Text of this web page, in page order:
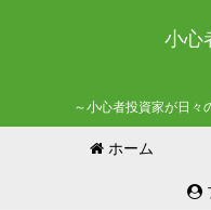
小心
～小心者投資家が日々
ホーム